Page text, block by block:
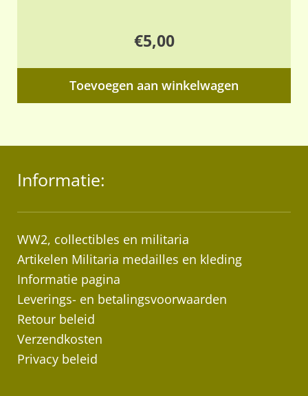
€5,00
Toevoegen aan winkelwagen
Informatie:
WW2, collectibles en militaria
Artikelen Militaria medailles en kleding
Informatie pagina
Leverings- en betalingsvoorwaarden
Retour beleid
Verzendkosten
Privacy beleid